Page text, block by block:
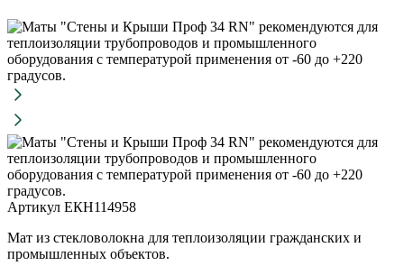
Артикул ЕКН114958
Мат из стекловолокна для теплоизоляции гражданских и
промышленных объектов.